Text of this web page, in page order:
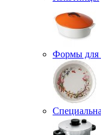
Формы для